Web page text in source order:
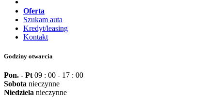
Oferta
Szukam auta
Kredyt/leasing
Kontakt
Godziny otwarcia
Pon. - Pt 09 : 00 - 17 : 00
Sobota nieczynne
Niedziela nieczynne